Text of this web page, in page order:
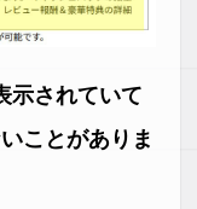
示されていて
ことがありま